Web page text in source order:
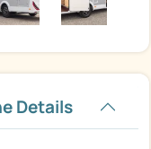
Details